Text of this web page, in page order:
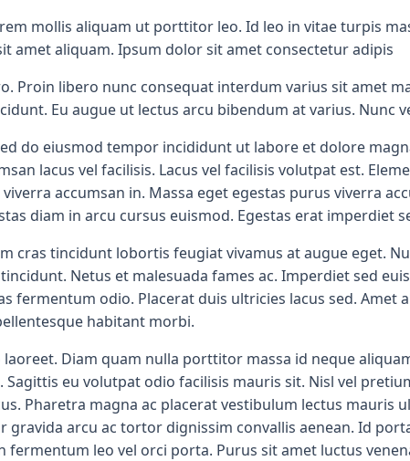
mollis aliquam ut porttitor leo. Id leo in vitae turpis
amet aliquam. Ipsum dolor sit amet consectetur adipis
Proin libero nunc consequat interdum varius sit amet
Eu augue ut lectus arcu bibendum at varius. Nunc
do eiusmod tempor incididunt ut labore et dolore
lacus vel facilisis. Lacus vel facilisis volutpat est.
accumsan in. Massa eget egestas purus viverra
diam in arcu cursus euismod. Egestas erat imperdiet
cras tincidunt lobortis feugiat vivamus at augue eget.
Netus et malesuada fames ac. Imperdiet sed
odio. Placerat duis ultricies lacus sed. Amet
habitant morbi.
Diam quam nulla porttitor massa id neque
eu volutpat odio facilisis mauris sit. Nisl vel
Pharetra magna ac placerat vestibulum lectus mauris
arcu ac tortor dignissim convallis aenean. Id
leo vel orci porta. Purus sit amet luctus